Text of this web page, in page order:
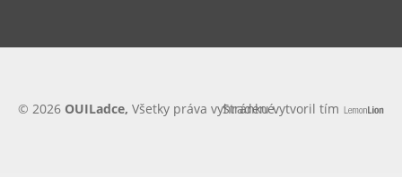
© 2026 OUILadce, Všetky práva vyhradené.Stránku vytvoril tím